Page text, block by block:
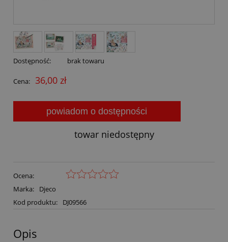
Dostępność: brak towaru
Cena: 36,00 zł
powiadom o dostępności
towar niedostępny
Ocena:
Marka:
Djeco
Kod produktu:
DJ09566
Opis